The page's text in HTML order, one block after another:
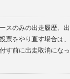
スのみの出走履歴、
票をやり直す場合は
す前に出走取消にな